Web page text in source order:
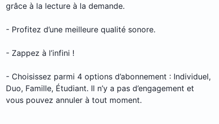
grâce à la lecture à la demande.
- Profitez d’une meilleure qualité sonore.
- Zappez à l’infini !
- Choisissez parmi 4 options d’abonnement : Individuel,
Duo, Famille, Étudiant. Il n’y a pas d’engagement et
vous pouvez annuler à tout moment.